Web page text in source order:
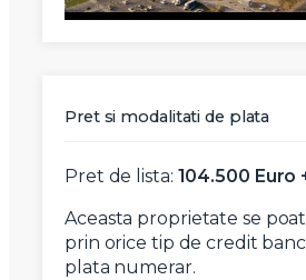
Pret si modalitati de plata
Pret de lista: 104.500 Euro
Aceasta proprietate se
prin orice tip de credit
plata numerar.